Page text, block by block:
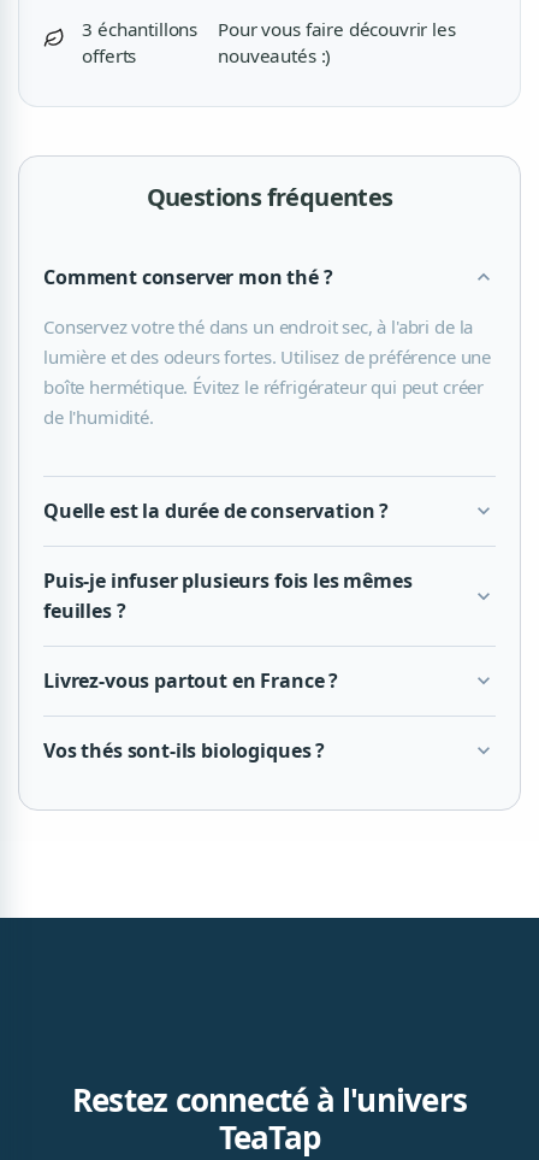
3 échantillons
offerts
Pour vous faire découvrir les
nouveautés :)
Questions fréquentes
Comment conserver mon thé ? expand_more
Conservez votre thé dans un endroit sec, à l'abri de la
lumière et des odeurs fortes. Utilisez de préférence une
boîte hermétique. Évitez le réfrigérateur qui peut créer
de l'humidité.
Quelle est la durée de conservation ? expand_more
Puis-je infuser plusieurs fois les mêmes
feuilles ?
expand_more
Livrez-vous partout en France ? expand_more
Vos thés sont-ils biologiques ? expand_more
Restez connecté à l'univers
TeaTap